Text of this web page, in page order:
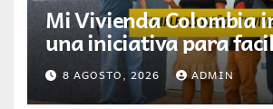
Mi Vivienda Colombia
una iniciativa para
acceso a la vivienda
colombianas
8 AGOSTO, 2026 ADMIN